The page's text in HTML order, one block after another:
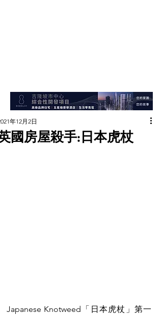
國房屋殺手:日本虎杖
年12月2日
Japanese Knotweed「日本虎杖」第一